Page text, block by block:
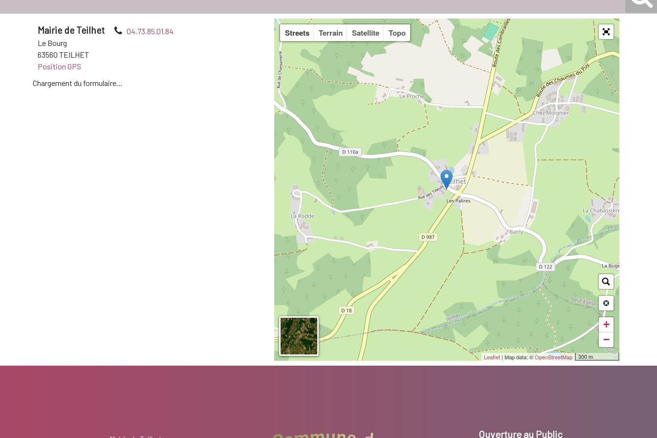
Mairie de Teilhet
Le Bourg
63560 TEILHET
Position GPS
04.73.85.01.84
Chargement du formulaire...
Streets Terrain Satellite Topo
+
−
300 m
Leaflet| Map data: ©OpenStreetMap
Ouverture au Public